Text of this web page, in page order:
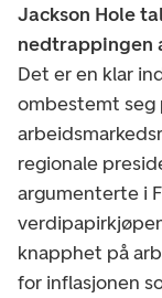
Jackson Hole
nedtrappingen
Det er en klar
ombestemt seg
regionale
argumenterte i
knapphet på
for inflasjonen